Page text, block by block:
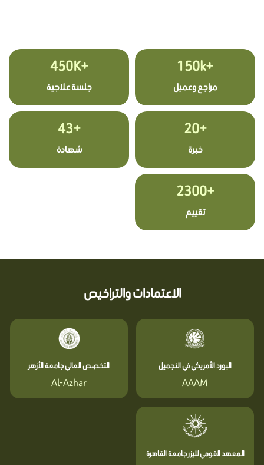
+150k
مراجع وعميل
+450K
جلسة علاجية
+20
خبرة
+43
شهادة
+2300
تقييم
الاعتمادات والتراخيص
البورد الأمريكي في التجميل
AAAM
التخصص العالي جامعة الأزهر
Al-Azhar
المعهد القومي لليزر جامعة القاهرة